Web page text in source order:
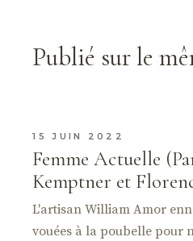
Publié sur le
15 JUIN 2022
Femme Actuelle
Kemptner et
L'artisan William Amor
vouées à la poubelle pour